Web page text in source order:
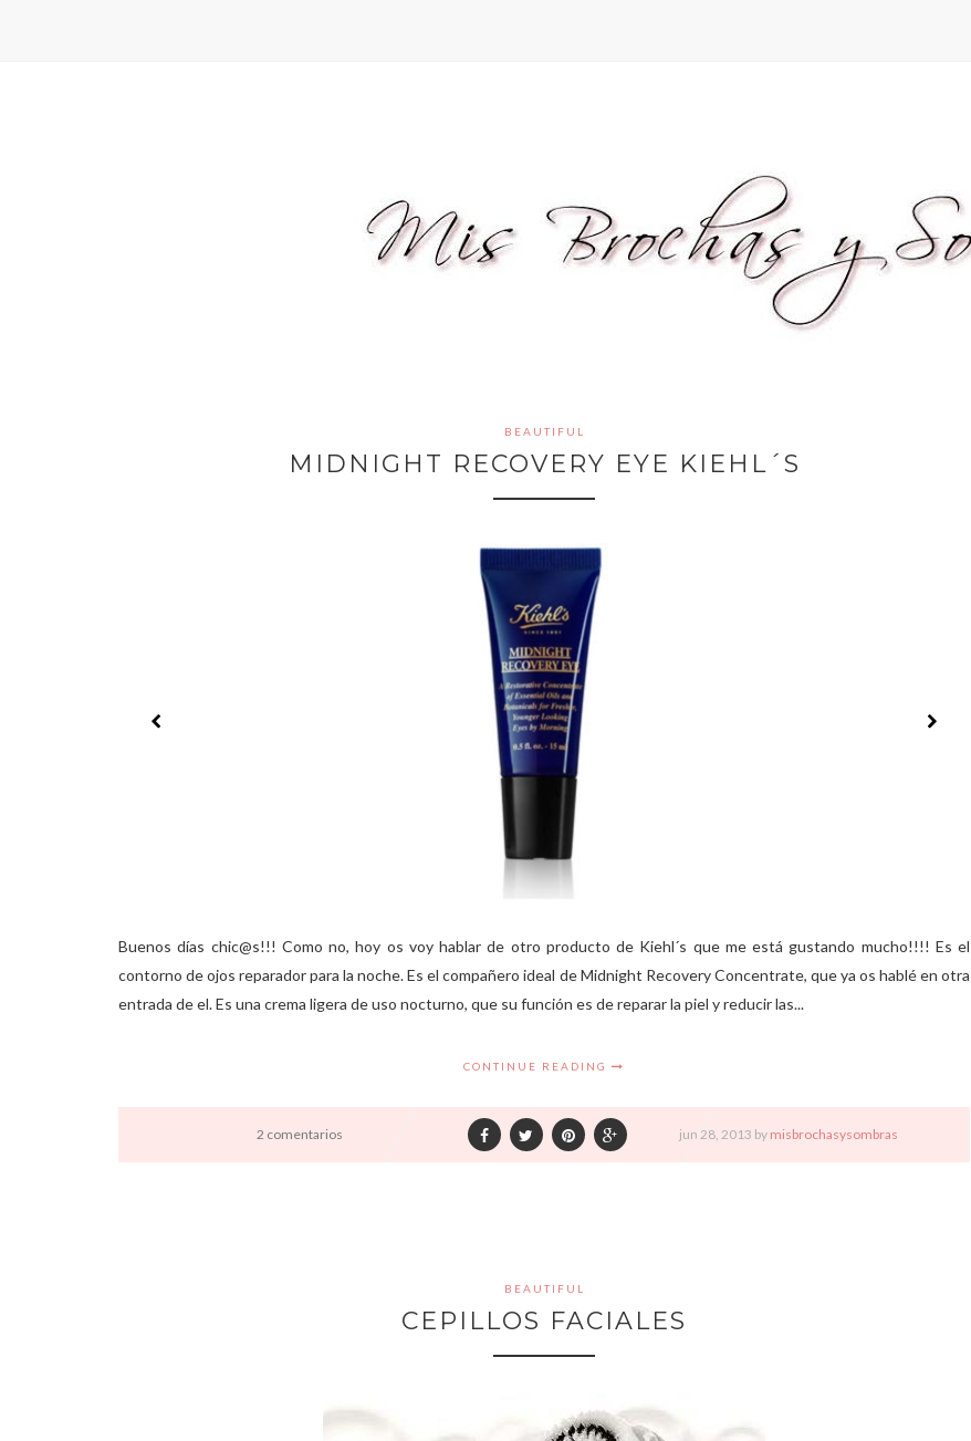
BEAUTIFUL
MIDNIGHT RECOVERY EYE KIEHL´S
Buenos días chic@s!!! Como no, hoy os voy hablar de otro producto de Kiehl´s que me está gustando mucho!!!! Es el
contorno de ojos reparador para la noche. Es el compañero ideal de Midnight Recovery Concentrate, que ya os hablé en otra
entrada de el. Es una crema ligera de uso nocturno, que su función es de reparar la piel y reducir las...
CONTINUE READING
2 comentarios jun 28, 2013 by misbrochasysombras
BEAUTIFUL
CEPILLOS FACIALES